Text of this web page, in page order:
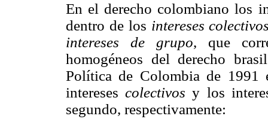
En el derecho colombiano los
dentro de los intereses
intereses de grupo, que
homogéneos del derecho
Política de Colombia de 1991
interesescolectivos y los
segundo, respectivamente: